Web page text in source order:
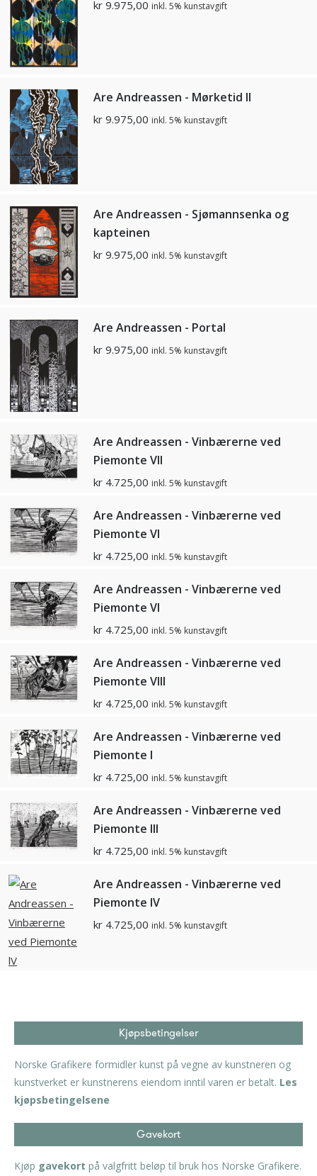
kr 9.975,00 inkl. 5% kunstavgift
Are Andreassen - Mørketid ll
kr 9.975,00 inkl. 5% kunstavgift
Are Andreassen - Sjømannsenka og
kapteinen
kr 9.975,00 inkl. 5% kunstavgift
Are Andreassen - Portal
kr 9.975,00 inkl. 5% kunstavgift
Are Andreassen - Vinbærerne ved
Piemonte Vll
kr 4.725,00 inkl. 5% kunstavgift
Are Andreassen - Vinbærerne ved
Piemonte Vl
kr 4.725,00 inkl. 5% kunstavgift
Are Andreassen - Vinbærerne ved
Piemonte Vl
kr 4.725,00 inkl. 5% kunstavgift
Are Andreassen - Vinbærerne ved
Piemonte Vlll
kr 4.725,00 inkl. 5% kunstavgift
Are Andreassen - Vinbærerne ved
Piemonte l
kr 4.725,00 inkl. 5% kunstavgift
Are Andreassen - Vinbærerne ved
Piemonte lll
kr 4.725,00 inkl. 5% kunstavgift
Are Andreassen - Vinbærerne ved
Piemonte lV
kr 4.725,00 inkl. 5% kunstavgift
Kjøpsbetingelser
Norske Grafikere formidler kunst på vegne av kunstneren og
kunstverket er kunstnerens eiendom inntil varen er betalt. Les
kjøpsbetingelsene
Gavekort
Kjøp gavekort på valgfritt beløp til bruk hos Norske Grafikere.